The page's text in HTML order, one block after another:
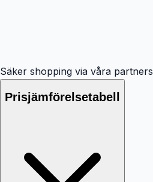
Säker shopping via våra partners
Prisjämförelsetabell